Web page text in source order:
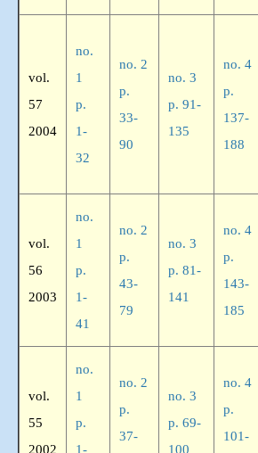
vol.
57
2004
no.
1
p.
1-
32
no. 2
p.
33-
90
no. 3
p. 91-
135
no. 4
p.
137-
188
vol.
56
2003
no.
1
p.
1-
41
no. 2
p.
43-
79
no. 3
p. 81-
141
no. 4
p.
143-
185
vol.
55
2002
no.
1
p.
1-
no. 2
p.
37-
no. 3
p. 69-
100
no. 4
p.
101-